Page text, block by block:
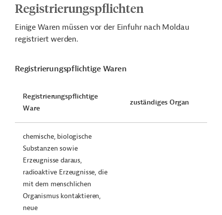
Registrierungspflichten
Einige Waren müssen vor der Einfuhr nach Moldau
registriert werden.
Registrierungspflichtige Waren
Registrierungspflichtige
Ware
zuständiges Organ
chemische, biologische
Substanzen sowie
Erzeugnisse daraus,
radioaktive Erzeugnisse, die
mit dem menschlichen
Organismus kontaktieren,
neue